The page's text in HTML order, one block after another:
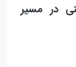
در مسیر